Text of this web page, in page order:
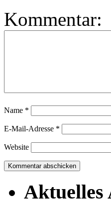
Kommentar:
Name *
E-Mail-Adresse *
Website
Aktuelles